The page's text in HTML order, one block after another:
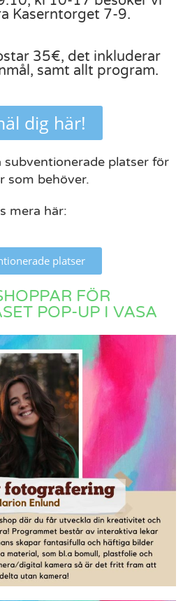
Kaserntorget 7-9.
35€, det inkluderar
samt allt program.
dig här!
subventionerade platser för
som behöver.
mera här:
platser
FÖR
POP-UP I VASA